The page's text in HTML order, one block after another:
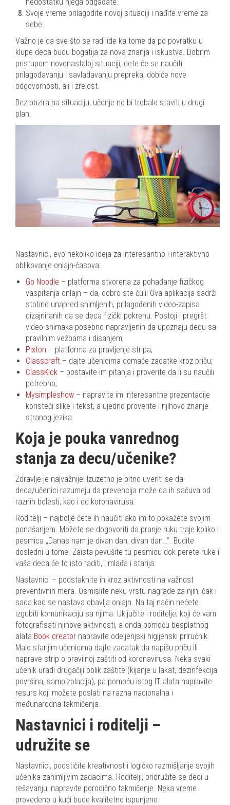
Svoje vreme prilagodite novoj situaciji i nađite vreme za
sebe.
Važno je da sve što se radi ide ka tome da po povratku u
klupe deca budu bogatija za nova znanja i iskustva. Dobrim
pristupom novonastaloj situaciji, dete će se naučiti
prilagođavanju i savladavanju prepreka, dobiće nove
odgovornosti, ali i zrelost.
Bez obzira na situaciju, učenje ne bi trebalo staviti u drugi
plan.
Nastavnici, evo nekoliko ideja za interesantno i interaktivno
oblikovanje onlajn-časova:
Go Noodle – platforma stvorena za pohađanje fizičkog
vaspitanja onlajn – da, dobro ste čuli! Ova aplikacija sadrži
stotine unapred snimljenih, prilagođenih video-zapisa
dizajniranih da se deca fizički pokrenu. Postoji i pregršt
video-snimaka posebno napravljenih da upoznaju decu sa
pravilnim vežbama i disanjem;
Pixton – platforma za pravljenje stripa;
Classcraft – dajte učenicima domaće zadatke kroz priču;
ClassKick – postavite im pitanja i proverite da li su naučili
potrebno;
Mysimpleshow – napravite im interesantne prezentacije
koristeći slike i tekst, a ujedno proverite i njihovo znanje
stranog jezika.
Koja je pouka vanrednog
stanja za decu/učenike?
Zdravlje je najvažnije! Izuzetno je bitno uveriti se da
deca/učenici razumeju da prevencija može da ih sačuva od
raznih bolesti, kao i od koronavirusa.
Roditelji – najbolje ćete ih naučiti ako im to pokažete svojim
ponašanjem. Možete se dogovoriti da pranje ruku traje koliko i
pesmica „Danas nam je divan dan, divan dan…”. Budite
dosledni u tome. Zaista pevušite tu pesmicu dok perete ruke i
vaša deca će to isto raditi, i mlađa i starija.
Nastavnici – podstaknite ih kroz aktivnosti na važnost
preventivnih mera. Osmislite neku vrstu nagrade za njih, čak i
sada kad se nastava obavlja onlajn. Na taj način nećete
izgubiti komunikaciju sa njima. Uključite i roditelje, koji će vam
fotografisati njihove aktivnosti, a onda pomoću besplatnog
alata Book creator napravite odeljenjski higijenski priručnik.
Malo starijim učenicima dajte zadatak da napišu priču ili
naprave strip o pravilnoj zaštiti od koronavirusa. Neka svaki
učenik uradi drugačiji oblik zaštite (kijanje u lakat, dezinfekcija
površina, samoizolacija), pa pomoću istog IT alata napravite
resurs koji možete poslati na razna nacionalna i
međunarodna takmičenja.
Nastavnici i roditelji –
udružite se
Nastavnici, podstičite kreativnost i logičko razmišljanje svojih
učenika zanimljivim zadacima. Roditelji, pridružite se deci u
rešavanju, napravite porodično takmičenje. Neka vreme
provedeno u kući bude kvalitetno ispunjeno.